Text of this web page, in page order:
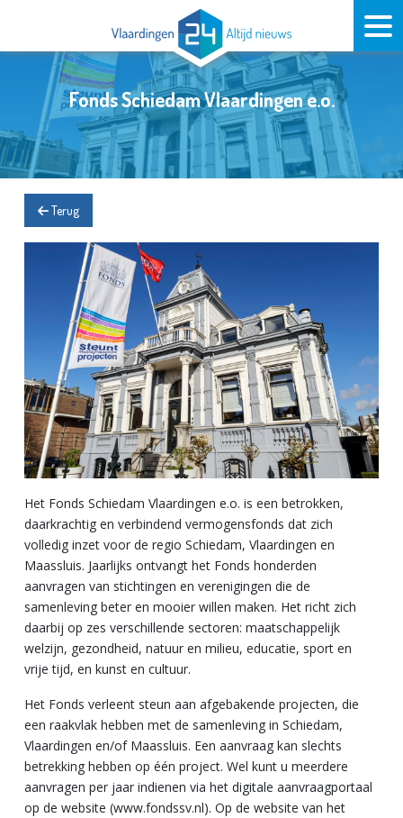
Fonds Schiedam Vlaardingen e.o.
Terug
Het Fonds Schiedam Vlaardingen e.o. is een betrokken,
daarkrachtig en verbindend vermogensfonds dat zich
volledig inzet voor de regio Schiedam, Vlaardingen en
Maassluis. Jaarlijks ontvangt het Fonds honderden
aanvragen van stichtingen en verenigingen die de
samenleving beter en mooier willen maken. Het richt zich
daarbij op zes verschillende sectoren: maatschappelijk
welzijn, gezondheid, natuur en milieu, educatie, sport en
vrije tijd, en kunst en cultuur.
Het Fonds verleent steun aan afgebakende projecten, die
een raakvlak hebben met de samenleving in Schiedam,
Vlaardingen en/of Maassluis. Een aanvraag kan slechts
betrekking hebben op één project. Wel kunt u meerdere
aanvragen per jaar indienen via het digitale aanvraagportaal
op de website (www.fondssv.nl). Op de website van het